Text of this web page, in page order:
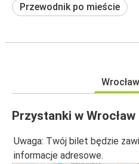
Przewodnik po mieście
Wrocław
Przystanki w Wrocław
Uwaga: Twój bilet będzie
informacje adresowe.